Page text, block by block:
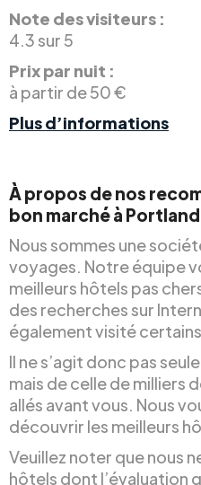
Note des visiteurs :
4.3 sur 5
Prix par nuit :
à partir de 50 €
Plus d’informations
À propos de nos
bon marché à Portland
Nous sommes une
voyages. Notre équipe
meilleurs hôtels pas
des recherches sur
également visité
Il ne s’agit donc pas
mais de celle de milliers
allés avant vous. Nous
découvrir les meilleurs
Veuillez noter que nous
hôtels dont l’évaluation